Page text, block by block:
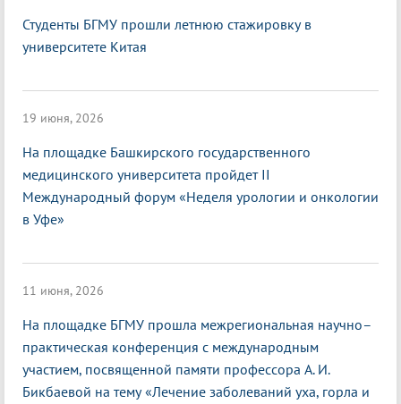
Студенты БГМУ прошли летнюю стажировку в
университете Китая
19 июня, 2026
На площадке Башкирского государственного
медицинского университета пройдет II
Международный форум «Неделя урологии и онкологии
в Уфе»
11 июня, 2026
На площадке БГМУ прошла межрегиональная научно–
практическая конференция с международным
участием, посвященной памяти профессора А. И.
Бикбаевой на тему «Лечение заболеваний уха, горла и